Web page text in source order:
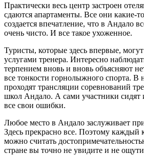
Практически весь центр застроен
сдаются апартаменты. Все они какие-
создается впечатление, что в Андало
очень чисто. И все такое ухоженное.
Туристы, которые здесь впервые, могут
услугами тренера. Интересно
терпением вновь и вновь объясняют
все тонкости горнолыжного спорта. В
проходят трансляции соревнований
школ Андало. А сами участники сидят
все свои ошибки.
Любое место в Андало заслуживает
Здесь прекрасно все. Поэтому каждый
можно считать
стране вы точно не увидите и не